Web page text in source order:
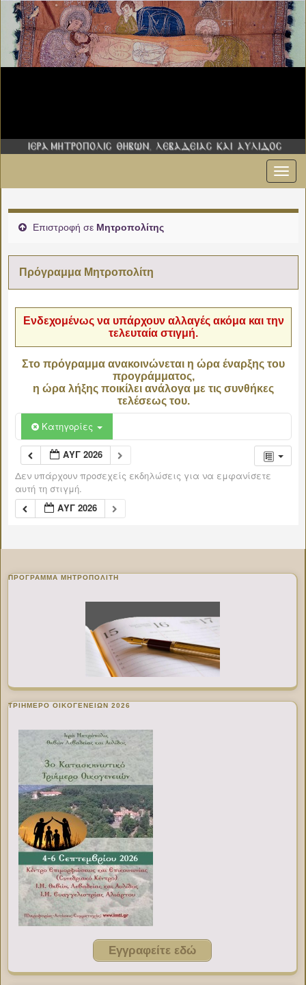
Επιστροφή σε Μητροπολίτης
Πρόγραμμα Μητροπολίτη
Ενδεχομένως να υπάρχουν αλλαγές ακόμα και την
τελευταία στιγμή.
Στο πρόγραμμα ανακοινώνεται η ώρα έναρξης του
προγράμματος,
η ώρα λήξης ποικίλει ανάλογα με τις συνθήκες
τελέσεως του.
Κατηγορίες
ΑΥΓ 2026
Δεν υπάρχουν προσεχείς εκδηλώσεις για να εμφανίσετε
αυτή τη στιγμή.
ΑΥΓ 2026
ΠΡΌΓΡΑΜΜΑ ΜΗΤΡΟΠΟΛΊΤΗ
ΤΡΙΗΜΕΡΟ ΟΙΚΟΓΕΝΕΙΩΝ 2026
Εγγραφείτε εδώ